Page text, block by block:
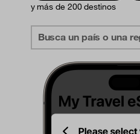
y más de 200 destinos